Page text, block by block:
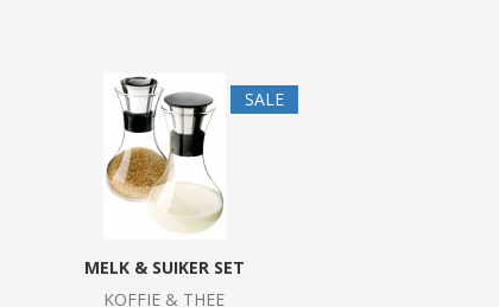
SALE
MELK & SUIKER SET
KOFFIE & THEE